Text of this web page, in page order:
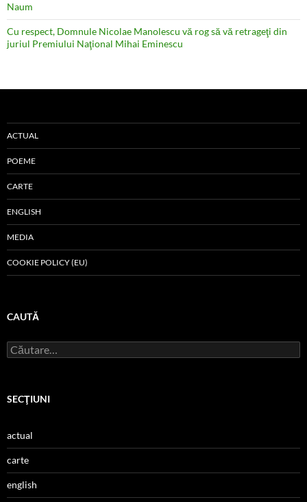
Naum
Cu respect, Domnule Nicolae Manolescu vă rog să vă retrageţi din
juriul Premiului Naţional Mihai Eminescu
ACTUAL
POEME
CARTE
ENGLISH
MEDIA
COOKIE POLICY (EU)
CAUTĂ
Caută
după:
SECŢIUNI
actual
carte
english